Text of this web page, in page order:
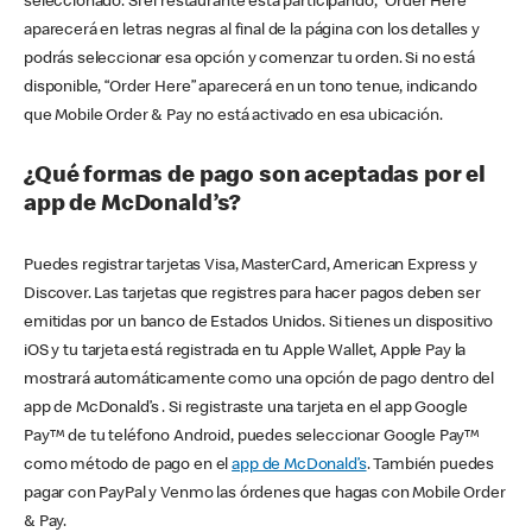
aparecerá en letras negras al final de la página con los detalles y
podrás seleccionar esa opción y comenzar tu orden. Si no está
disponible, “Order Here” aparecerá en un tono tenue, indicando
que Mobile Order & Pay no está activado en esa ubicación.
¿Qué formas de pago son aceptadas por el
app de McDonald’s?
Puedes registrar tarjetas Visa, MasterCard, American Express y
Discover. Las tarjetas que registres para hacer pagos deben ser
emitidas por un banco de Estados Unidos. Si tienes un dispositivo
iOS y tu tarjeta está registrada en tu Apple Wallet, Apple Pay la
mostrará automáticamente como una opción de pago dentro del
app de McDonald’s . Si registraste una tarjeta en el app Google
Pay™ de tu teléfono Android, puedes seleccionar Google Pay™
como método de pago en elapp de McDonald’s. También puedes
pagar con PayPal y Venmo las órdenes que hagas con Mobile Order
& Pay.